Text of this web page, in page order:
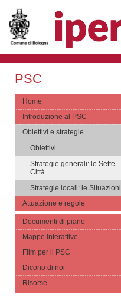
PSC
Home
Introduzione al PSC
Obiettivi e strategie
Obiettivi
Strategie generali: le Sette
Città
Strategie locali: le Situazioni
Attuazione e regole
Documenti di piano
Mappe interattive
Film per il PSC
Dicono di noi
Risorse